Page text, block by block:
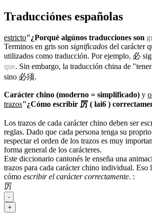
Traducciónes españolas
estricto"¿Porqué algúnos traducciones son
Terminos en gris son significados del carácter
utilizados como traducción. Por ejemplo, 必
que. Sin embargo, la traducción china de
sino 必须.
Carácter chino (moderno = simplificado) y
trazos"¿Cómo escribir 厉 ( lai6 )
Los trazos de cada carácter chino deben ser
reglas. Dado que cada persona tenga su
respectar el orden de los trazos es muy
forma general de los carácteres.
Este diccionario cantonés le enseña una
trazos para cada carácter chino individual. Eso
cómo escribir el carácter correctamente. :
厉
-
+